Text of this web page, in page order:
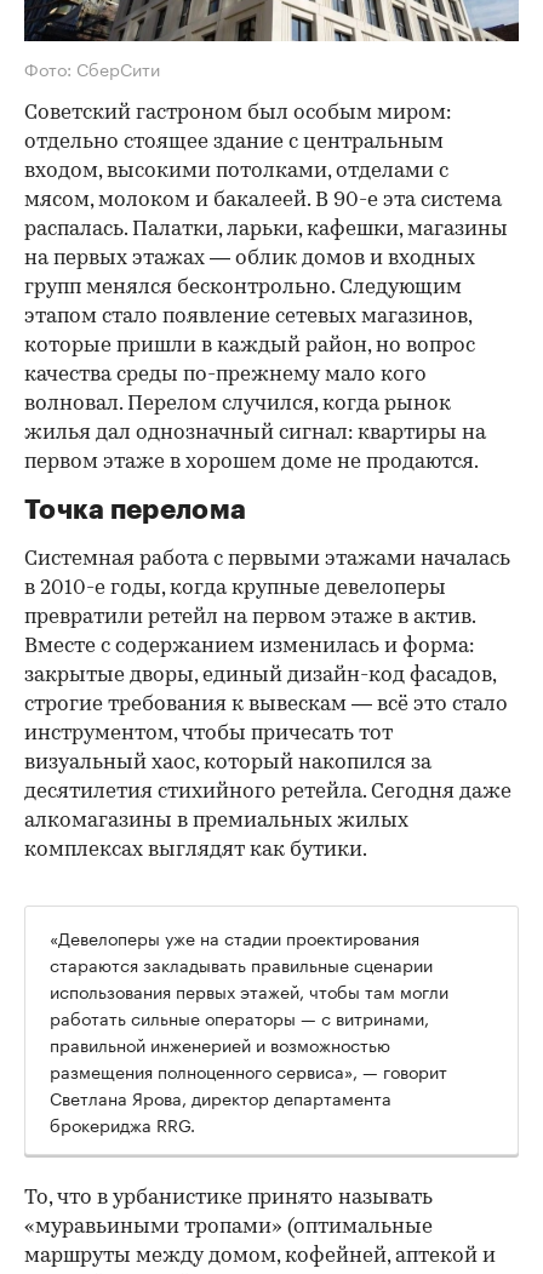
Фото: СберСити
Советский гастроном был особым миром:
отдельно стоящее здание с центральным
входом, высокими потолками, отделами с
мясом, молоком и бакалеей. В 90-е эта система
распалась. Палатки, ларьки, кафешки, магазины
на первых этажах — облик домов и входных
групп менялся бесконтрольно. Следующим
этапом стало появление сетевых магазинов,
которые пришли в каждый район, но вопрос
качества среды по-прежнему мало кого
волновал. Перелом случился, когда рынок
жилья дал однозначный сигнал: квартиры на
первом этаже в хорошем доме не продаются.
Точка перелома
Системная работа с первыми этажами началась
в 2010-е годы, когда крупные девелоперы
превратили ретейл на первом этаже в актив.
Вместе с содержанием изменилась и форма:
закрытые дворы, единый дизайн-код фасадов,
строгие требования к вывескам — всё это стало
инструментом, чтобы причесать тот
визуальный хаос, который накопился за
десятилетия стихийного ретейла. Сегодня даже
алкомагазины в премиальных жилых
комплексах выглядят как бутики.
00:00
«Девелоперы уже на стадии проектирования
стараются закладывать правильные сценарии
использования первых этажей, чтобы там могли
работать сильные операторы — с витринами,
правильной инженерией и возможностью
размещения полноценного сервиса», — говорит
Светлана Ярова, директор департамента
брокериджа RRG.
То, что в урбанистике принято называть
«муравьиными тропами» (оптимальные
маршруты между домом, кофейней, аптекой и